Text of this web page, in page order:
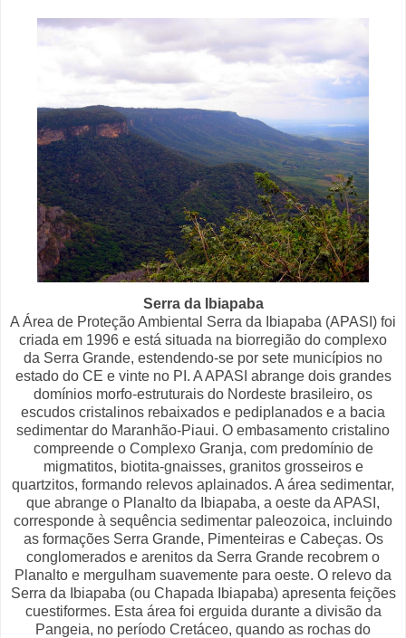
Serra da Ibiapaba
A Área de Proteção Ambiental Serra da Ibiapaba (APASI) foi
criada em 1996 e está situada na biorregião do complexo
da Serra Grande, estendendo-se por sete municípios no
estado do CE e vinte no PI. A APASI abrange dois grandes
domínios morfo-estruturais do Nordeste brasileiro, os
escudos cristalinos rebaixados e pediplanados e a bacia
sedimentar do Maranhão-Piaui. O embasamento cristalino
compreende o Complexo Granja, com predomínio de
migmatitos, biotita-gnaisses, granitos grosseiros e
quartzitos, formando relevos aplainados. A área sedimentar,
que abrange o Planalto da Ibiapaba, a oeste da APASI,
corresponde à sequência sedimentar paleozoica, incluindo
as formações Serra Grande, Pimenteiras e Cabeças. Os
conglomerados e arenitos da Serra Grande recobrem o
Planalto e mergulham suavemente para oeste. O relevo da
Serra da Ibiapaba (ou Chapada Ibiapaba) apresenta feições
cuestiformes. Esta área foi erguida durante a divisão da
Pangeia, no período Cretáceo, quando as rochas do